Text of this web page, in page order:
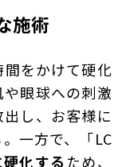
施術
をかけて硬化
眼球への刺激
し、お客様に
一方で、「LC
化する ため、